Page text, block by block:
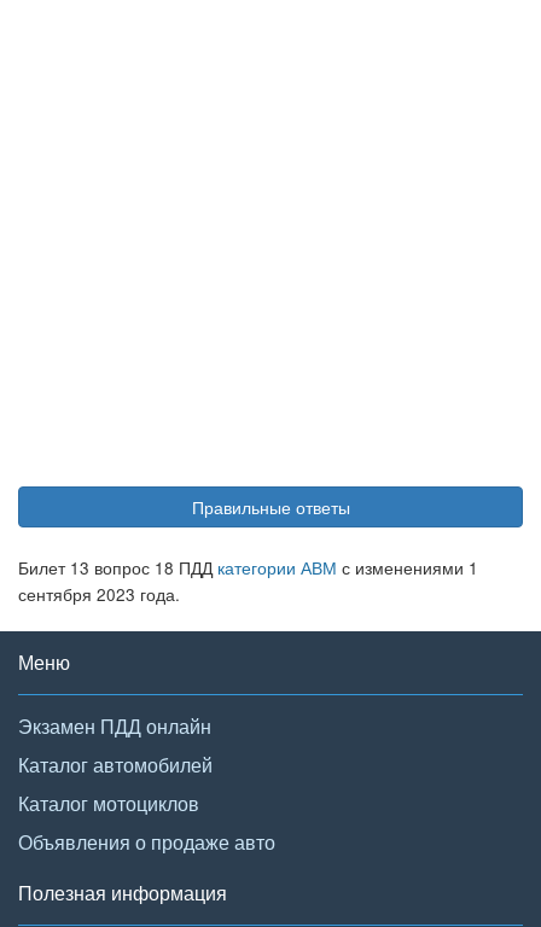
Правильные ответы
Билет 13 вопрос 18 ПДД категории АВМ с изменениями 1
сентября 2023 года.
Меню
Экзамен ПДД онлайн
Каталог автомобилей
Каталог мотоциклов
Объявления о продаже авто
Полезная информация